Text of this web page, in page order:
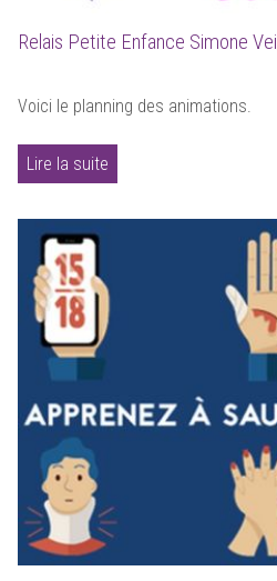
Relais Petite Enfance Simone Veil
Voici le planning des animations.
Lire la suite